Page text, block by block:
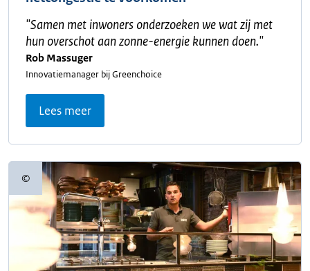
"Samen met inwoners onderzoeken we wat zij met
hun overschot aan zonne-energie kunnen doen."
Rob Massuger
Innovatiemanager bij Greenchoice
Lees meer
©Copyrightinformatie